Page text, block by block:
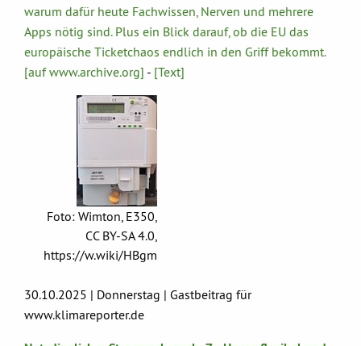
warum dafür heute Fachwissen, Nerven und mehrere
Apps nötig sind. Plus ein Blick darauf, ob die EU das
europäische Ticketchaos endlich in den Griff bekommt.
[auf www.archive.org] - [Text]
Foto: Wimton, E350,
CC BY-SA 4.0,
https://w.wiki/HBgm
30.10.2025 | Donnerstag | Gastbeitrag für
www.klimareporter.de